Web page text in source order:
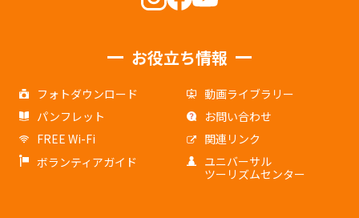
お役立ち情報
フォトダウンロード
動画ライブラリー
パンフレット
お問い合わせ
FREE Wi-Fi
関連リンク
ボランティアガイド
ユニバーサル
ツーリズムセンター